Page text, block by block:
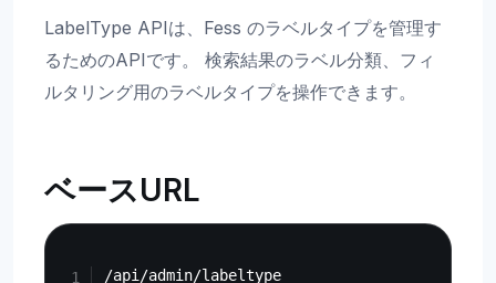
LabelType APIは、Fess のラベルタイプを管理す
るためのAPIです。 検索結果のラベル分類、フィ
ルタリング用のラベルタイプを操作できます。
ベースURL